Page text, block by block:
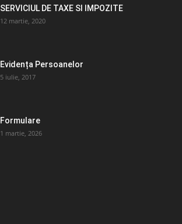
SERVICIUL DE TAXE SI IMPOZITE
12 martie, 2020
Evidența Persoanelor
5 iulie, 2017
Formulare
1 martie, 2026